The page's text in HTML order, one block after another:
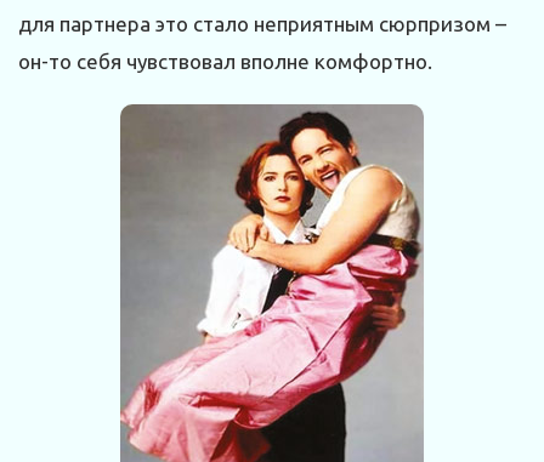
для партнера это стало неприятным сюрпризом –
он-то себя чувствовал вполне комфортно.